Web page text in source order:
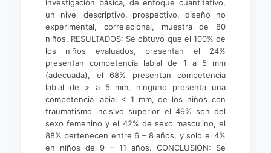
investigación básica, de enfoque cuantitativo,
un nivel descriptivo, prospectivo, diseño no
experimental, correlacional, muestra de 80
niños. RESULTADOS: Se obtuvo que el 100% de
los niños evaluados, presentan el 24%
presentan competencia labial de 1 a 5 mm
(adecuada), el 68% presentan competencia
labial de > a 5 mm, ninguno presenta una
competencia labial < 1 mm, de los niños con
traumatismo incisivo superior el 49% son del
sexo femenino y el 42% de sexo masculino, el
88% pertenecen entre 6 – 8 años, y solo el 4%
en niños de 9 – 11 años. CONCLUSIÓN: Se